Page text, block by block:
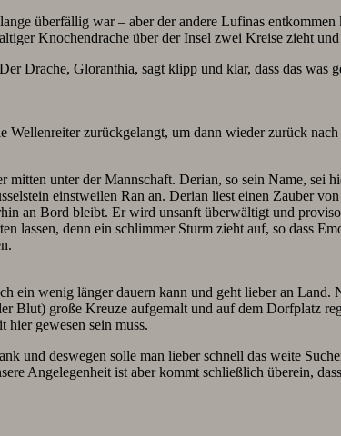
überfällig war – aber der andere Lufinas
Knochendrache über der Insel zwei Kreise zieht
Drache, Gloranthia, sagt klipp und klar, dass das was
zurückgelangt, um dann wieder zurück nach
unter der Mannschaft. Derian, so sein Name, sei
einstweilen Ran an. Derian liest einen Zauber
an Bord bleibt. Er wird unsanft überwältigt und
lassen, denn ein schlimmer Sturm zieht auf, so dass
ein wenig länger dauern kann und geht lieber an
Blut) große Kreuze aufgemalt und auf dem Dorfplatz
hier gewesen sein muss.
und deswegen solle man lieber schnell das weite
Angelegenheit ist aber kommt schließlich überein,